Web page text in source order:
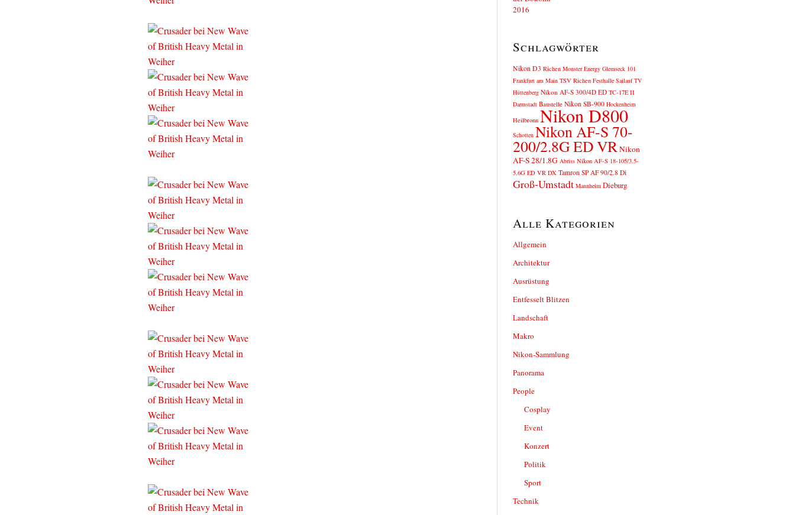
Schlagwörter
Nikon D3 Richen Monster Energy Glemseck 101
Frankfurt am Main TSV Richen Festhalle Sailauf TV
Hüttenberg Nikon AF-S 300/4D ED TC-17E II
Darmstadt Baustelle Nikon SB-900 Hockenheim
Heilbronn Nikon D800
Schotten Nikon AF-S 70-
200/2.8G ED VRNikon
AF-S 28/1.8G Abriss Nikon AF-S 18-105/3.5-
5.6G ED VR DX Tamron SP AF 90/2.8 Di
Groß-Umstadt Mannheim Dieburg
Alle Kategorien
Allgemein
Architektur
Ausrüstung
Entfesselt Blitzen
Landschaft
Makro
Nikon-Sammlung
Panorama
People
Cosplay
Event
Konzert
Politik
Sport
Technik